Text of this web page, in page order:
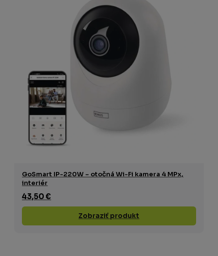
GoSmart IP-220W – otočná Wi-Fi kamera 4 MPx,
interiér
43,50 €
Zobraziť produkt